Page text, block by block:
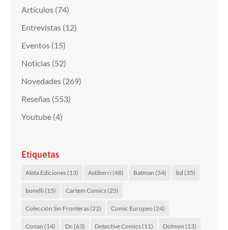
Artículos (74)
Entrevistas (12)
Eventos (15)
Noticias (52)
Novedades (269)
Reseñas (553)
Youtube (4)
Etiquetas
Aleta Ediciones(13) Astiberri(48) Batman (54) bd (35)
bonelli(15) Cartem Comics(25)
Colección Sin Fronteras(22) Comic Europeo (24)
Conan (14) Dc (63) Detective Comics(11) Dolmen (13)